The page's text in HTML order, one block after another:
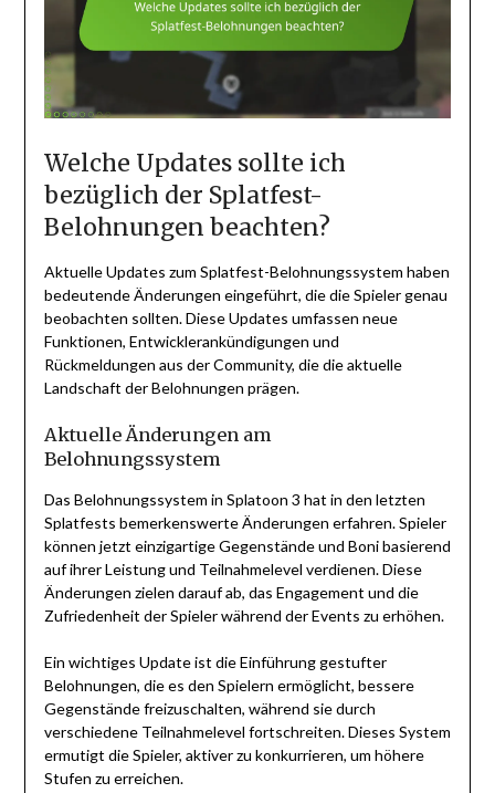
Welche Updates sollte ich
bezüglich der Splatfest-
Belohnungen beachten?
Aktuelle Updates zum Splatfest-Belohnungssystem haben
bedeutende Änderungen eingeführt, die die Spieler genau
beobachten sollten. Diese Updates umfassen neue
Funktionen, Entwicklerankündigungen und
Rückmeldungen aus der Community, die die aktuelle
Landschaft der Belohnungen prägen.
Aktuelle Änderungen am
Belohnungssystem
Das Belohnungssystem in Splatoon 3 hat in den letzten
Splatfests bemerkenswerte Änderungen erfahren. Spieler
können jetzt einzigartige Gegenstände und Boni basierend
auf ihrer Leistung und Teilnahmelevel verdienen. Diese
Änderungen zielen darauf ab, das Engagement und die
Zufriedenheit der Spieler während der Events zu erhöhen.
Ein wichtiges Update ist die Einführung gestufter
Belohnungen, die es den Spielern ermöglicht, bessere
Gegenstände freizuschalten, während sie durch
verschiedene Teilnahmelevel fortschreiten. Dieses System
ermutigt die Spieler, aktiver zu konkurrieren, um höhere
Stufen zu erreichen.